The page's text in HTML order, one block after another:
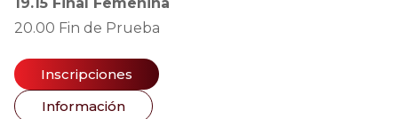
20.00 Fin de Prueba
Inscripciones
Información